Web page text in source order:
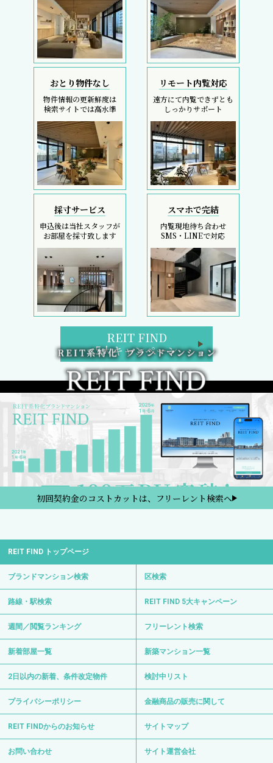
おとり物件なし
物件情報の更新鮮度は
検索サイトでは高水準
リモート内覧対応
遠方にて内覧できずとも
しっかりサポート
採寸サービス
申込後は当社スタッフが
お部屋を採寸致します
スマホで完結
内覧現地待ち合わせ
SMS・LINEで対応
REIT FIND
5大キャンペーン
初回契約金のコストカットは、フリーレント検索へ
REIT FIND トップページ
ブランドマンション検索 区検索
路線・駅検索 REIT FIND 5大キャンペーン
週間／閲覧ランキング フリーレント検索
新着部屋一覧 新築マンション一覧
2日以内の新着、条件改定物件 検討中リスト
プライバシーポリシー 金融商品の販売に関して
REIT FINDからのお知らせ サイトマップ
お問い合わせ サイト運営会社